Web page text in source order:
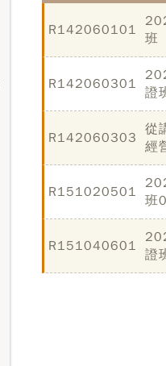
R142060101
班
R142060301
證
R142060303
從
經
R151020501
班
R151040601
證